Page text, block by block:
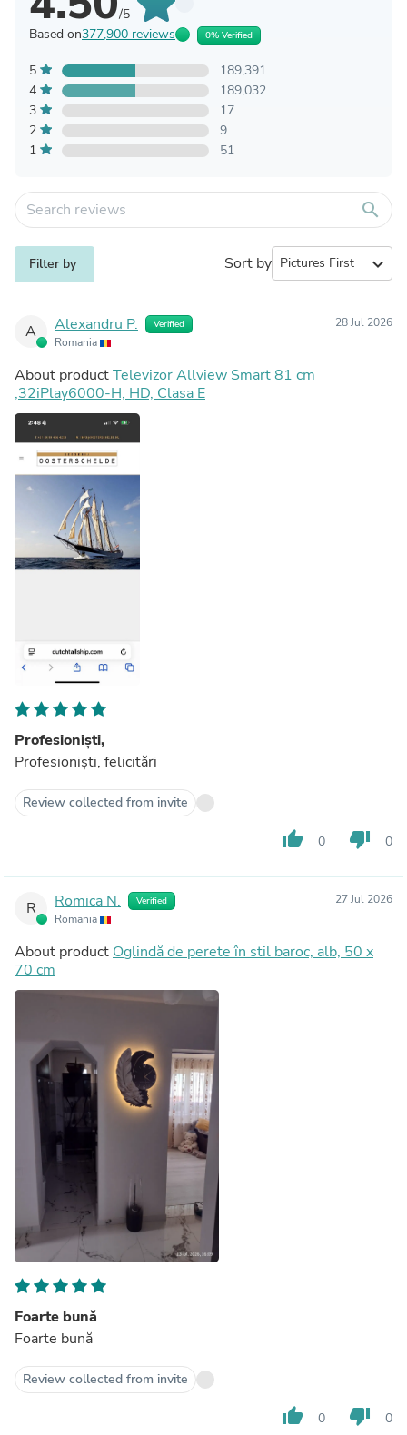
/5
Based on377,900 reviews 0% Verified
5
189,391
4
189,032
3
17
2
9
1
51
search
Filter by Sort by expand_more
A Alexandru P. Verified
Romania
28 Jul 2026
About productTelevizor Allview Smart 81 cm
,32iPlay6000-H, HD, Clasa E
Profesioniști,
Profesioniști, felicitări
Review collected from invite
thumb_up 0 thumb_down 0
R Romica N. Verified
Romania
27 Jul 2026
About product Oglindă de perete în stil baroc, alb, 50 x
70 cm
Foarte bună
Foarte bună
Review collected from invite
thumb_up 0 thumb_down 0